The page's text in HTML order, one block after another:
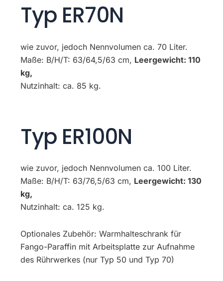
Typ ER70N
wie zuvor, jedoch Nennvolumen ca. 70 Liter.
Maße: B/H/T: 63/64,5/63 cm, Leergewicht: 110
kg,
Nutzinhalt: ca. 85 kg.
Typ ER100N
wie zuvor, jedoch Nennvolumen ca. 100 Liter.
Maße: B/H/T: 63/76,5/63 cm, Leergewicht: 130
kg,
Nutzinhalt: ca. 125 kg.
Optionales Zubehör: Warmhalteschrank für
Fango-Paraffin mit Arbeitsplatte zur Aufnahme
des Rührwerkes (nur Typ 50 und Typ 70)